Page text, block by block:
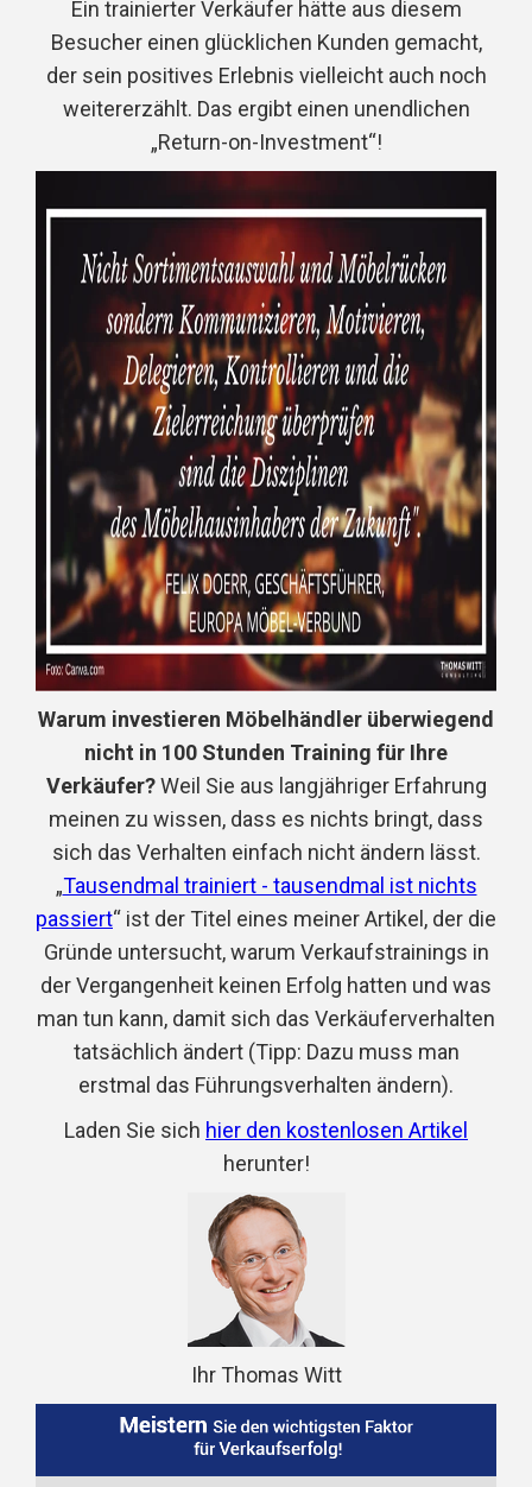
Ein trainierter Verkäufer hätte aus diesem
Besucher einen glücklichen Kunden gemacht,
der sein positives Erlebnis vielleicht auch noch
weitererzählt. Das ergibt einen unendlichen
„Return-on-Investment“!
Warum investieren Möbelhändler überwiegend
nicht in 100 Stunden Training für Ihre
Verkäufer?Weil Sie aus langjähriger Erfahrung
meinen zu wissen, dass es nichts bringt, dass
sich das Verhalten einfach nicht ändern lässt.
„Tausendmal trainiert - tausendmal ist nichts
passiert“ ist der Titel eines meiner Artikel, der die
Gründe untersucht, warum Verkaufstrainings in
der Vergangenheit keinen Erfolg hatten und was
man tun kann, damit sich das Verkäuferverhalten
tatsächlich ändert (Tipp: Dazu muss man
erstmal das Führungsverhalten ändern).
Laden Sie sich hier den kostenlosen Artikel
herunter!
Ihr Thomas Witt